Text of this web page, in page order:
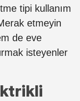
tipi kullanım
etmeyin
de eve
isteyenler